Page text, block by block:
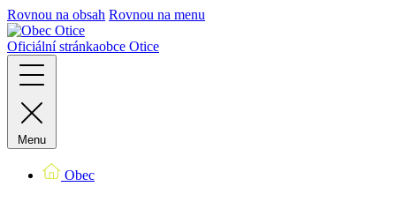
Rovnou na obsah Rovnou na menu
Oficiální stránkaobce Otice
Menu
Obec